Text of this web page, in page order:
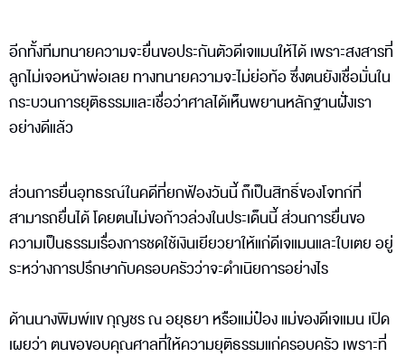
อีกทั้งทีมทนายความจะยื่นขอประกันตัวดีเจแมนให้ได้ เพราะสงสารที่
ลูกไม่เจอหน้าพ่อเลย ทางทนายความจะไม่ย่อท้อ ซึ่งตนยังเชื่อมั่นใน
กระบวนการยุติธรรมและเชื่อว่าศาลได้เห็นพยานหลักฐานฝั่งเรา
อย่างดีแล้ว
ส่วนการยื่นอุทธรณ์ในคดีที่ยกฟ้องวันนี้ ก็เป็นสิทธิ์ของโจทก์ที่
สามารถยื่นได้ โดยตนไม่ขอก้าวล่วงในประเด็นนี้ ส่วนการยื่นขอ
ความเป็นธรรมเรื่องการชดใช้เงินเยียวยาให้แก่ดีเจแมนและใบเตย อยู่
ระหว่างการปรึกษากับครอบครัวว่าจะดำเนิยการอย่างไร
ด้านนางพิมพ์แข กุญชร ณ อยุธยา หรือแม่ป๋อง แม่ของดีเจแมน เปิด
เผยว่า ตนขอขอบคุณศาลที่ให้ความยุติธรรมแก่ครอบครัว เพราะที่